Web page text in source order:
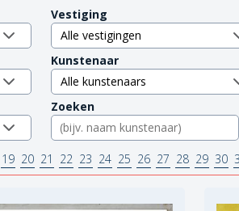
Vestiging
Kunstenaar
Zoeken
19 20 21 22 23 24 25 26 27 28 29 30